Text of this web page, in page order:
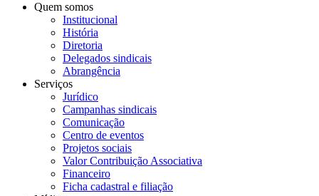
Quem somos
Institucional
História
Diretoria
Delegados sindicais
Abrangência
Serviços
Jurídico
Campanhas sindicais
Comunicação
Centro de eventos
Projetos sociais
Valor Contribuição Associativa
Financeiro
Ficha cadastral e filiação